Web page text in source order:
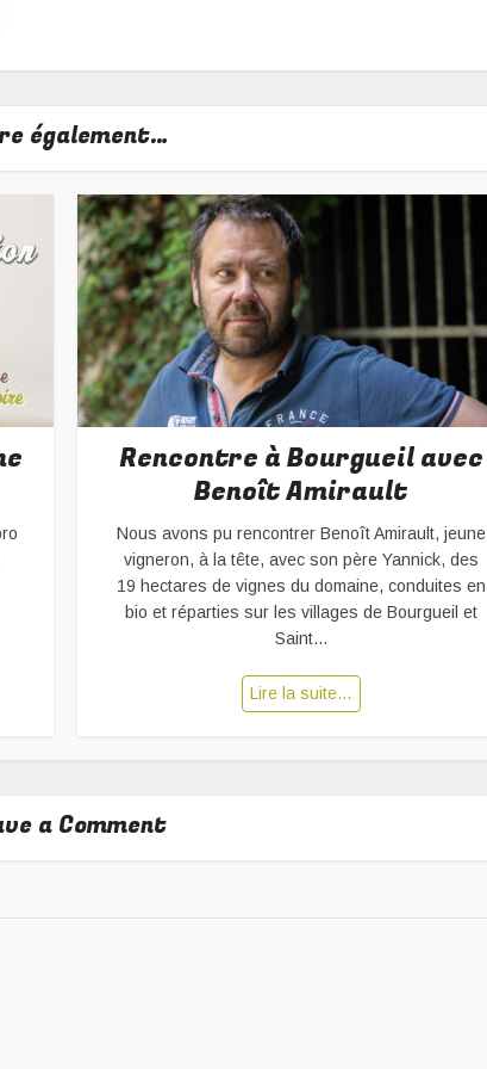
également…
Rencontre à Bourgueil avec
Benoît Amirault
Nous avons pu rencontrer Benoît Amirault, jeune
vigneron, à la tête, avec son père Yannick, des
19 hectares de vignes du domaine, conduites en
bio et réparties sur les villages de Bourgueil et
Saint...
Lire la suite…
a Comment